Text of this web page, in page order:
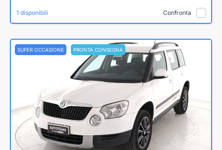
1 disponibili Confronta
SUPER OCCASIONE PRONTA CONSEGNA